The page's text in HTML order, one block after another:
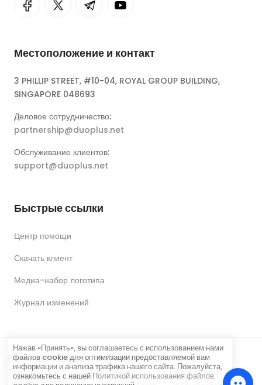
Местоположение и контакт
3 PHILLIP STREET, #10-04, ROYAL GROUP BUILDING,
SINGAPORE 048693
Деловое сотрудничество:
partnership@duoplus.net
Обслуживание клиентов:
support@duoplus.net
Быстрые ссылки
Центр помощи
Скачать клиент
Медиа-набор логотипа
Журнал изменений
Все права защищены © DUOPLUS PTE. LTD.
Политика
Соглашение о
Соглашение
Нажав «Принять», вы соглашаетесь с использованием нами
файлов cookie для оптимизации предоставляемой вам
информации и анализа трафика нашего сайта. Пожалуйста,
ознакомьтесь с нашей Политикой использования файлов